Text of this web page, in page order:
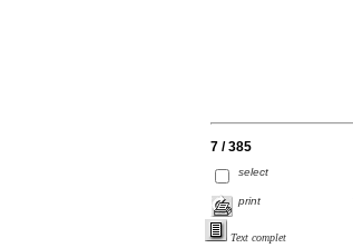
7 / 385
select
print
Text complet